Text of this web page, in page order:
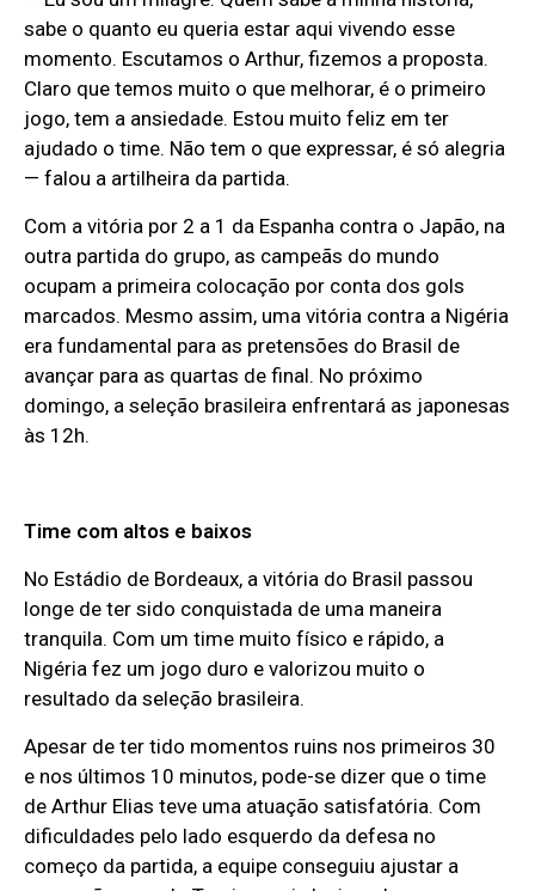
sabe o quanto eu queria estar aqui vivendo esse
momento. Escutamos o Arthur, fizemos a proposta.
Claro que temos muito o que melhorar, é o primeiro
jogo, tem a ansiedade. Estou muito feliz em ter
ajudado o time. Não tem o que expressar, é só alegria
— falou a artilheira da partida.
Com a vitória por 2 a 1 da Espanha contra o Japão, na
outra partida do grupo, as campeãs do mundo
ocupam a primeira colocação por conta dos gols
marcados. Mesmo assim, uma vitória contra a Nigéria
era fundamental para as pretensões do Brasil de
avançar para as quartas de final. No próximo
domingo, a seleção brasileira enfrentará as japonesas
às 12h.
Time com altos e baixos
No Estádio de Bordeaux, a vitória do Brasil passou
longe de ter sido conquistada de uma maneira
tranquila. Com um time muito físico e rápido, a
Nigéria fez um jogo duro e valorizou muito o
resultado da seleção brasileira.
Apesar de ter tido momentos ruins nos primeiros 30
e nos últimos 10 minutos, pode-se dizer que o time
de Arthur Elias teve uma atuação satisfatória. Com
dificuldades pelo lado esquerdo da defesa no
começo da partida, a equipe conseguiu ajustar a